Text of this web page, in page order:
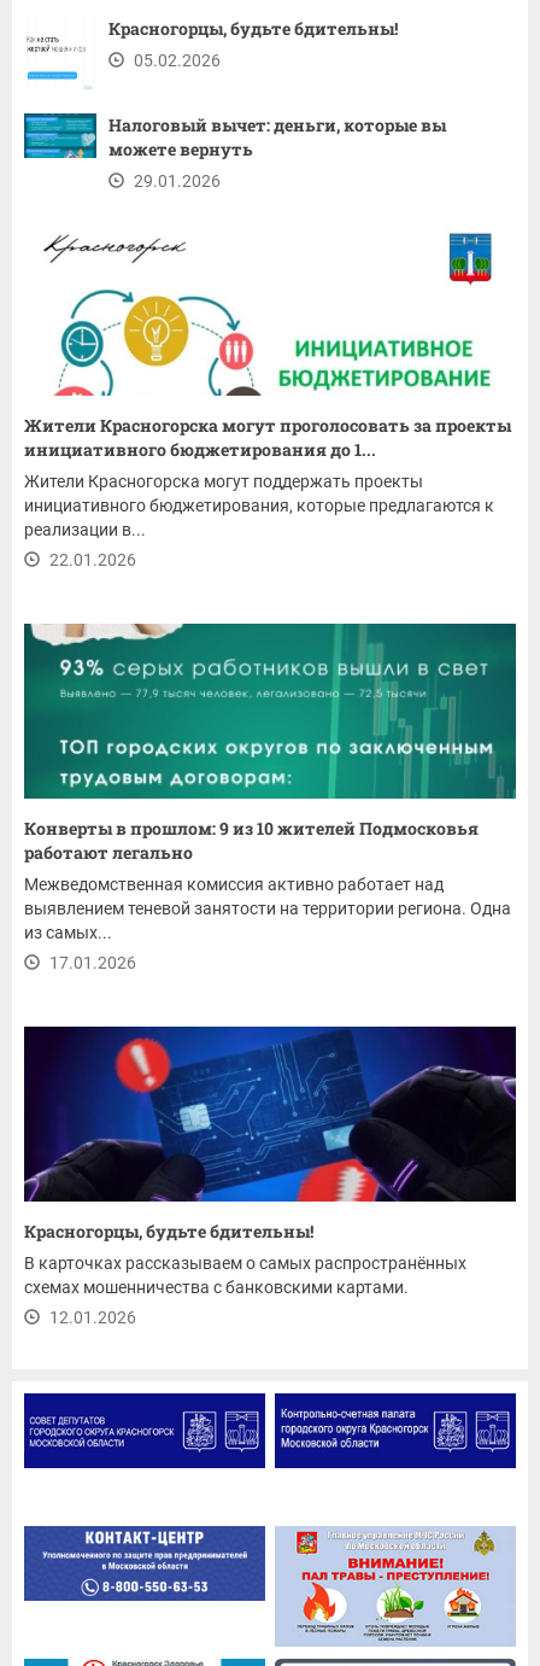
Красногорцы, будьте бдительны!
05.02.2026
Налоговый вычет: деньги, которые вы
можете вернуть
29.01.2026
Жители Красногорска могут проголосовать за проекты
инициативного бюджетирования до 1...
Жители Красногорска могут поддержать проекты
инициативного бюджетирования, которые предлагаются к
реализации в...
22.01.2026
Конверты в прошлом: 9 из 10 жителей Подмосковья
работают легально
Межведомственная комиссия активно работает над
выявлением теневой занятости на территории региона. Одна
из самых...
17.01.2026
Красногорцы, будьте бдительны!
В карточках рассказываем о самых распространённых
схемах мошенничества с банковскими картами.
12.01.2026